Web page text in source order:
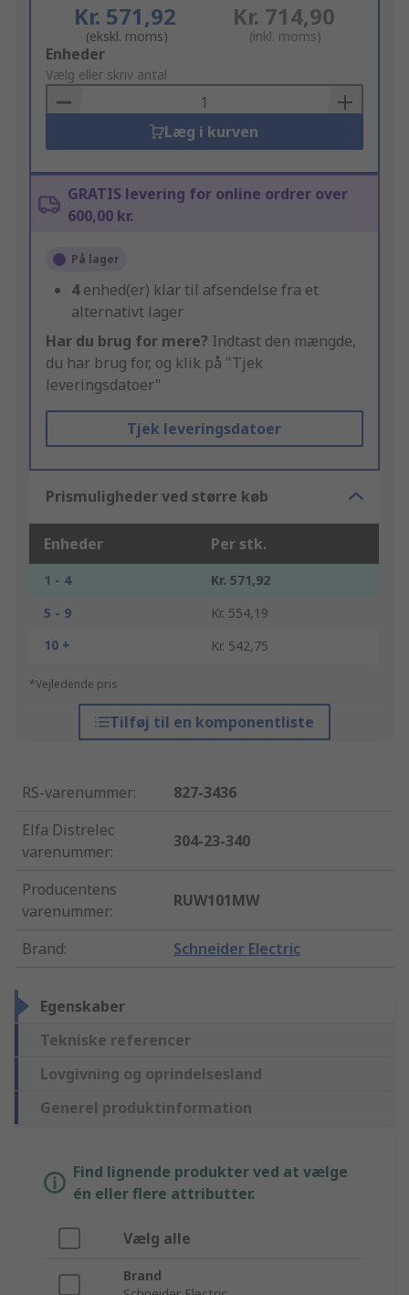
Kr. 571,92
(ekskl. moms)
Kr. 714,90
(inkl. moms)
Add
to
Basket
Enheder
Vælg eller skriv antal
Læg i kurven
GRATIS levering for online ordrer over
600,00 kr.
På lager
4enhed(er) klar til afsendelse fra et
alternativt lager
Har du brug for mere? Indtast den mængde,
du har brug for, og klik på "Tjek
leveringsdatoer"
Tjek leveringsdatoer
Prismuligheder ved større køb
Enheder Per stk.
1 - 4
Kr. 571,92
5 - 9
Kr. 554,19
10 +
Kr. 542,75
*Vejledende pris
Tilføj til en komponentliste
RS-varenummer:
827-3436
Elfa Distrelec
varenummer:
304-23-340
Producentens
varenummer:
RUW101MW
Brand: Schneider Electric
Egenskaber
Tekniske referencer
Lovgivning og oprindelsesland
Generel produktinformation
Find lignende produkter ved at vælge
én eller flere attributter.
Vælg alle
Brand